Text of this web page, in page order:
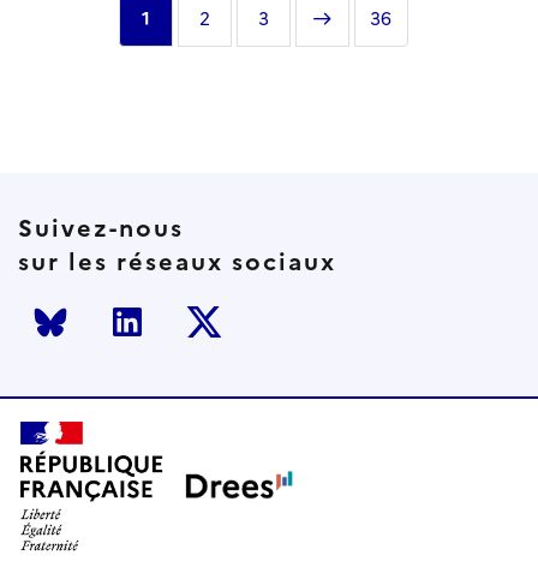
Page
courante
1 Page
2 Page
3
Page
suivante
Dernière
page
36
Suivez-nous
sur les réseaux sociaux
Bluesky LinkedInTwitter